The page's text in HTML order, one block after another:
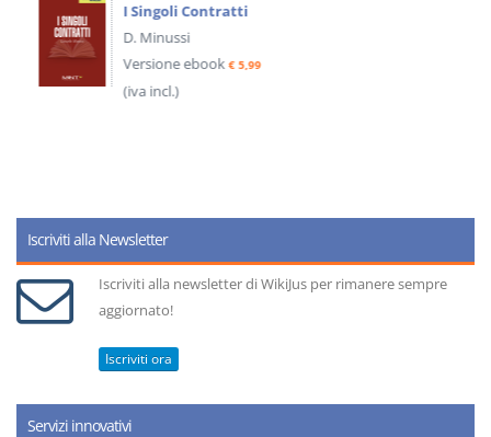
I Singoli Contratti
D. Minussi
Versione ebook€ 5,99
(iva incl.)
Iscriviti alla Newsletter
Iscriviti alla newsletter di WikiJus per rimanere sempre
aggiornato!
Iscriviti ora
Servizi innovativi